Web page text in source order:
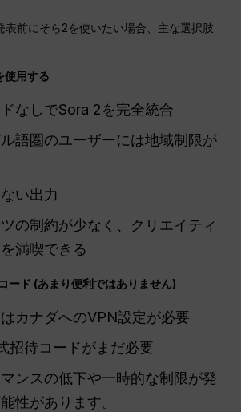
表前にそら2を使いたい場合、主な選択肢
使用する
なしでSora 2を完全統合
語圏のユーザーには地域制限が
い出力
の制約が少なく、クリエイティ
満喫できる
ード (あまり便利ではありません)
カナダへのVPN設定が必要
招待コードがまだ必要
ンスの低下や一時的な制限が発
性があります。